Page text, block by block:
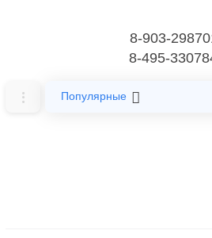
8-903-
8-495-
Популярные